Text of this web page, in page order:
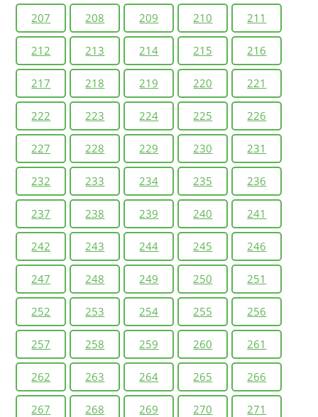
207 208 209 210 211
212 213 214 215 216
217 218 219 220 221
222 223 224 225 226
227 228 229 230 231
232 233 234 235 236
237 238 239 240 241
242 243 244 245 246
247 248 249 250 251
252 253 254 255 256
257 258 259 260 261
262 263 264 265 266
267 268 269 270 271